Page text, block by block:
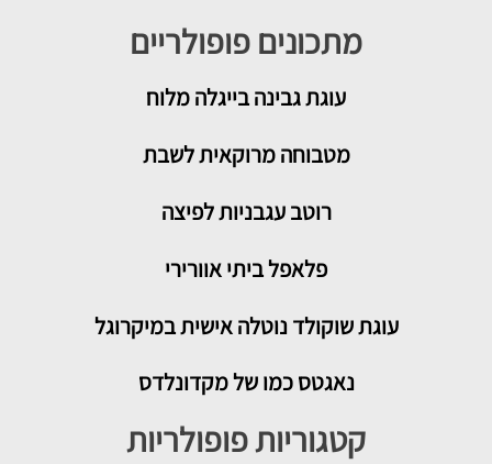
מתכונים פופולריים
עוגת גבינה בייגלה מלוח
מטבוחה מרוקאית לשבת
רוטב עגבניות לפיצה
פלאפל ביתי אוורירי
עוגת שוקולד נוטלה אישית במיקרוגל
נאגטס כמו של מקדונלדס
קטגוריות פופולריות